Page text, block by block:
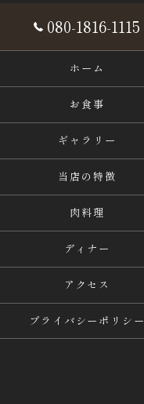
080-1816-1115
ホーム
お食事
ギャラリー
当店の特徴
肉料理
ディナー
アクセス
プライバシーポリシー